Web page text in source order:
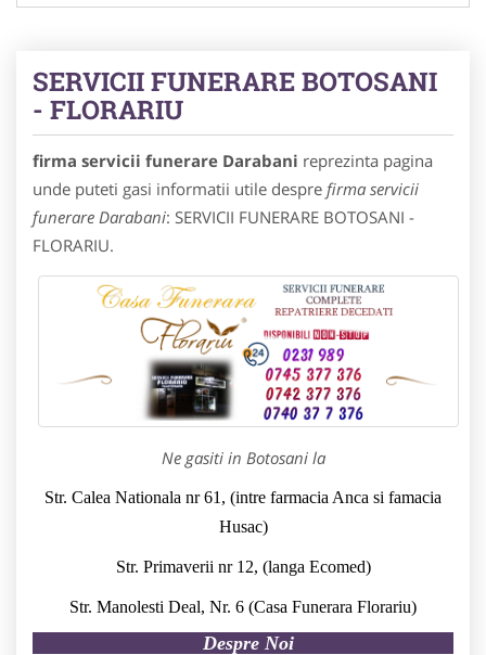
SERVICII FUNERARE BOTOSANI
- FLORARIU
firma servicii funerare Darabani reprezinta pagina
unde puteti gasi informatii utile despre firma servicii
funerare Darabani: SERVICII FUNERARE BOTOSANI -
FLORARIU.
Ne gasiti in Botosani la
Str. Calea Nationala nr 61, (intre farmacia Anca si famacia
Husac)
Str. Primaverii nr 12, (langa Ecomed)
Str. Manolesti Deal, Nr. 6 (Casa Funerara Florariu)
Despre Noi